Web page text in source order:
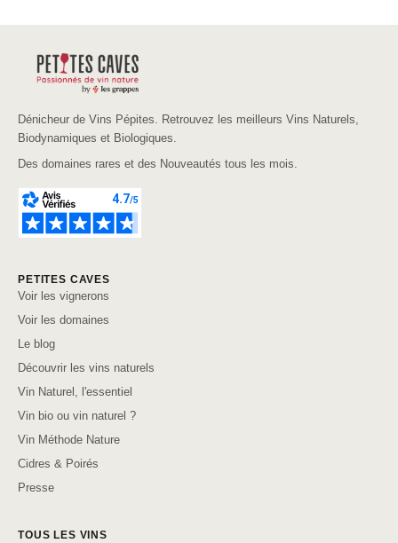
Dénicheur de Vins Pépites. Retrouvez les meilleurs Vins Naturels,
Biodynamiques et Biologiques.
Des domaines rares et des Nouveautés tous les mois.
PETITES CAVES
Voir les vignerons
Voir les domaines
Le blog
Découvrir les vins naturels
Vin Naturel, l'essentiel
Vin bio ou vin naturel ?
Vin Méthode Nature
Cidres & Poirés
Presse
TOUS LES VINS